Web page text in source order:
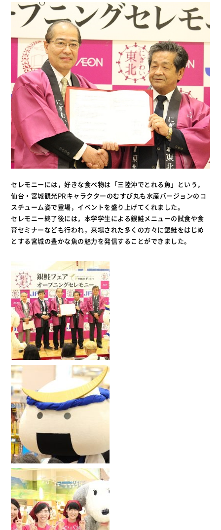
セレモニーには，好きな食べ物は「三陸沖でとれる魚」という，
仙台・宮城観光PRキャラクターのむすび丸も水産バージョンのコ
スチューム姿で登場，イベントを盛り上げてくれました。
セレモニー終了後には，本学学生による銀鮭メニューの試食や食
育セミナーなども行われ，来場された多くの方々に銀鮭をはじめ
とする宮城の豊かな魚の魅力を発信することができました。